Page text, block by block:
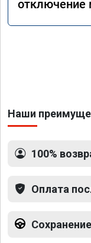
отключение
Наши
100%
Оплата